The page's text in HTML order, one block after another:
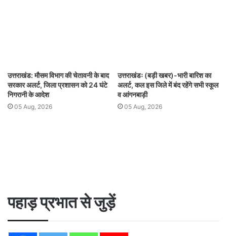
उत्तराखंड: मौसम विभाग की चेतावनी के बाद
सरकार अलर्ट, जिला प्रशासन को 24 घंटे
निगरानी के आदेश
05 Aug, 2026
उत्तराखंडः (बड़ी खबर)-भारी बारिश का
अलर्ट, कल इस जिले में बंद रहेंगे सभी स्कूल
व आंगनबाड़ी
05 Aug, 2026
पहाड़ प्रभात से जुड़ें